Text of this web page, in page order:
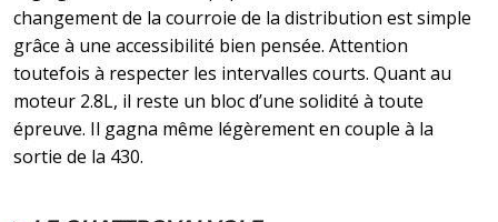
changement de la courroie de la distribution est simple
grâce à une accessibilité bien pensée. Attention
toutefois à respecter les intervalles courts. Quant au
moteur 2.8L, il reste un bloc d’une solidité à toute
épreuve. Il gagna même légèrement en couple à la
sortie de la 430.